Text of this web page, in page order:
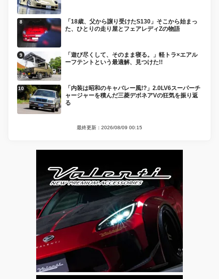
「18歳、父から譲り受けたS130」そこから始まっ
た、ひとりの走り屋とフェアレディZの物語
「遊び尽くして、そのまま寝る。」軽トラ×エアル
ーフテントという最適解、見つけた!!
「内装は昭和のキャバレー風!?」2.0LV6スーパーチ
ャージャーを積んだ三菱デボネアVの狂気を振り返
る
最終更新：2026/08/09 00:15